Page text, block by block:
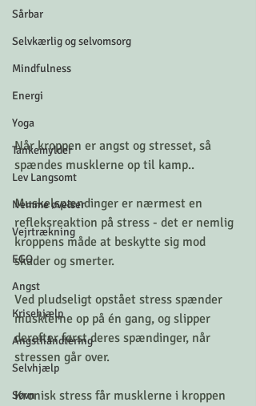
Sårbar
Selvkærlig og selvomsorg
Mindfulness
Energi
Yoga
Tankemylder
Lev Langsomt
Nemme øvelser
Vejrtrækning
EGO
Angst
Krisehjælp
Angsthåndtering
Selvhjælp
Søvn
Når kroppen er angst og stresset, så
spændes musklerne op til kamp..
Muskelspændinger er nærmest en
refleksreaktion på stress - det er nemlig
kroppens måde at beskytte sig mod
skader og smerter.
Ved pludseligt opstået stress spænder
musklerne op på én gang, og slipper
derefter først deres spændinger, når
stressen går over.
Kronisk stress får musklerne i kroppen